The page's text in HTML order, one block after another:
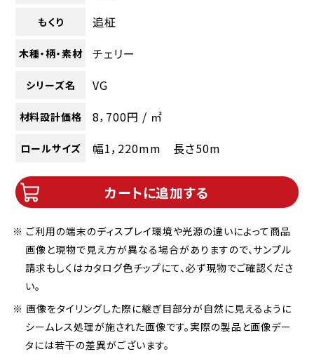
もくり 追柾
木種・柄・素材 チェリー
シリーズ名 VG
材料設計価格 8，700円 / ㎡
ロールサイズ 幅1，220mm 長さ50m
カートに追加する
※ ご利用の端末のディスプレイ環境や光源の違いによって商品
画像と現物で見え方が異なる場合がありますので、サンプル
請求もしくはカタログ色チップにて、必ず現物でご確認くださ
い。
※ 画像をタイリングした際に継ぎ目部分が自然に見えるように
シームレス処理が施された画像です。実際の製品と画像デー
タには若干の差異がございます。